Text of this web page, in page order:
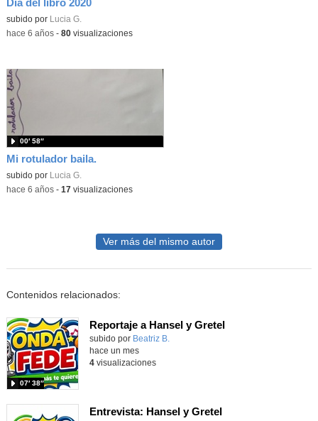
Contenido educativo.
subido por
Lucia G.
-hace 6 años- 80visualizaciones
Mi rotulador baila.
subido por Lucia G.
00′ 58″
-hace 6 años- 17 visualizaciones
Ver más del mismo autor
Contenidos relacionados:
Reportaje a Hansel y Gretel
Contenido educativo.
subido por Beatriz B.
07′ 38″
hace un mes
4visualizaciones
Entrevista: Hansel y Gretel